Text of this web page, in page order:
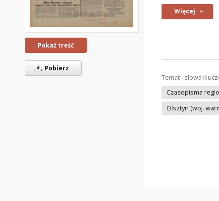
Pokaż treść
Pobierz
Więcej
Temat i słowa
Czasopisma
Olsztyn (woj.